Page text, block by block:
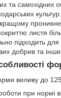
та самохідних
листя
підходить для
добрив та
виливу до
при нормі